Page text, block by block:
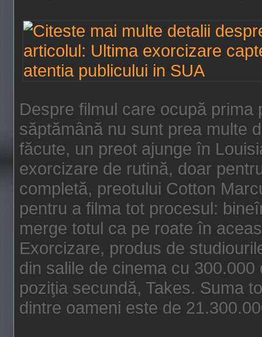
Despre filmul care ocupă
săptămână nu sunt prea multe
făcute, un preot ajunge în
exorcizare de rutină, doar
completă, preotului Cotton
pentru a filma tot procesul:
merge totul ca pe roate în
Exorcizare, produs de
din salile de cinema cu
poziţia secundă, Takes. Suma
dintre oameni este de